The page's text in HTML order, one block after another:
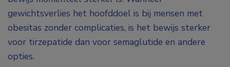
gewichtsverlies het hoofddoel is bij mensen met
obesitas zonder complicaties, is het bewijs sterker
voor tirzepatide dan voor semaglutide en andere
opties.